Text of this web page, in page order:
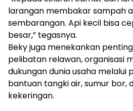
larangan membakar sampah
sembarangan. Api kecil bisa
besar,” tegasnya.
Beky juga menekankan
pelibatan relawan, organisasi
dukungan dunia usaha melalui
bantuan tangki air, sumur bor,
kekeringan.